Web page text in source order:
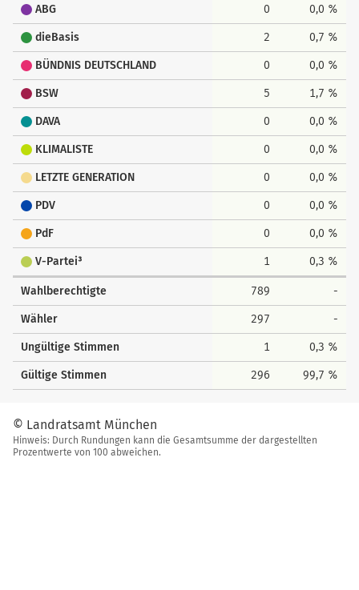
ABG 0 0,0 %
dieBasis 2 0,7 %
BÜNDNIS DEUTSCHLAND 0 0,0 %
BSW 5 1,7 %
DAVA 0 0,0 %
KLIMALISTE 0 0,0 %
LETZTE GENERATION 0 0,0 %
PDV 0 0,0 %
PdF 0 0,0 %
V-Partei³ 1 0,3 %
Wahlberechtigte 789 -
Wähler 297 -
Ungültige Stimmen 1 0,3 %
Gültige Stimmen 296 99,7 %
© Landratsamt München
Hinweis: Durch Rundungen kann die Gesamtsumme der dargestellten
Prozentwerte von 100 abweichen.